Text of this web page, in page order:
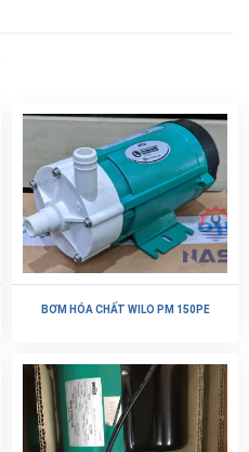
BƠM HÓA CHẤT WILO PM 150PE